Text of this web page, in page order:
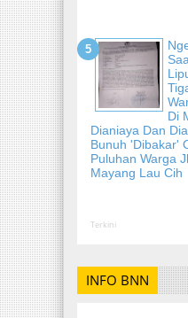
Di
Dianiaya Dan
Bunuh 'Dibakar'
Puluhan Warga
Mayang Lau Cih
Terkini
INFO BNN